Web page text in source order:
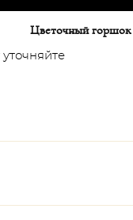
Цветочный горшок